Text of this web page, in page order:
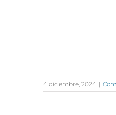
4 diciembre, 2024 |